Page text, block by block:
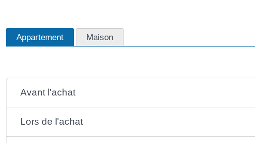
Appartement Maison
Avant l'achat
Lors de l'achat